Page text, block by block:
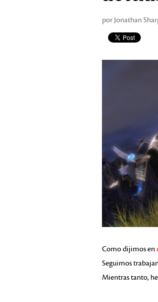
por Jonathan
Como dijimos en
Seguimos
Mientras tanto,